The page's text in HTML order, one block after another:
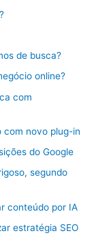
de busca?
online?
com
com novo plug-in
do Google
segundo
conteúdo por IA
estratégia SEO